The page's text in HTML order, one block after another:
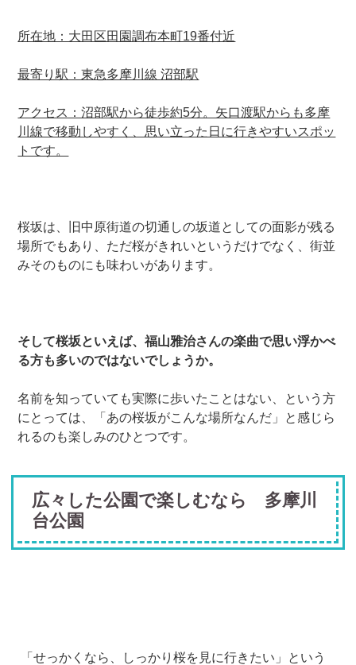
所在地：大田区田園調布本町19番付近
最寄り駅：東急多摩川線 沼部駅
アクセス：沼部駅から徒歩約5分。矢口渡駅からも多摩
川線で移動しやすく、思い立った日に行きやすいスポッ
トです。
桜坂は、旧中原街道の切通しの坂道としての面影が残る
場所でもあり、ただ桜がきれいというだけでなく、街並
みそのものにも味わいがあります。
そして桜坂といえば、福山雅治さんの楽曲で思い浮かべ
る方も多いのではないでしょうか。
名前を知っていても実際に歩いたことはない、という方
にとっては、「あの桜坂がこんな場所なんだ」と感じら
れるのも楽しみのひとつです。
広々した公園で楽しむなら 多摩川
台公園
「せっかくなら、しっかり桜を見に行きたい」という